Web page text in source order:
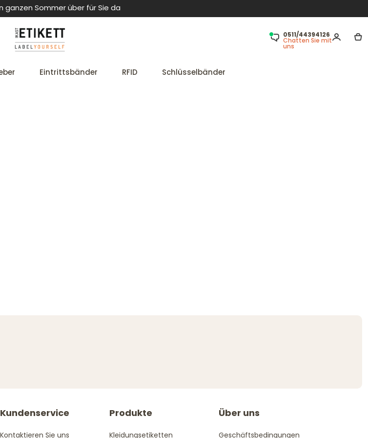
ganzen Sommer über für Sie da
0511/44394126
Chatten Sie mit
uns
Eintrittsbänder RFID Schlüsselbänder
Kundenservice
Kontaktieren Sie uns
Produkte
Kleidungsetiketten
Über uns
Geschäftsbedingungen